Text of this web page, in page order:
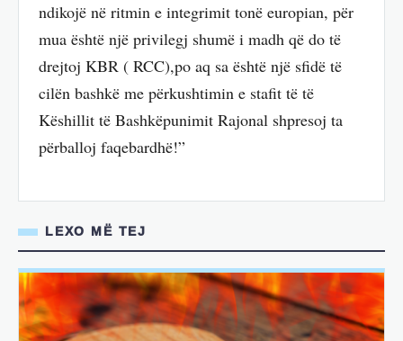
ndikojë në ritmin e integrimit tonë europian, për
mua është një privilegj shumë i madh që do të
drejtoj KBR ( RCC),po aq sa është një sfidë të
cilën bashkë me përkushtimin e stafit të të
Këshillit të Bashkëpunimit Rajonal shpresoj ta
përballoj faqebardhë!”
LEXO MË TEJ